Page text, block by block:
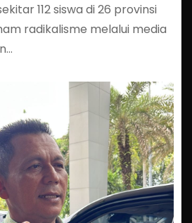
112 siswa di 26 provinsi
radikalisme melalui media